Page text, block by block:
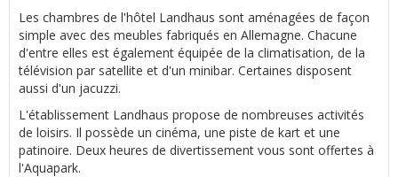
Les chambres de l'hôtel Landhaus sont aménagées de façon
simple avec des meubles fabriqués en Allemagne. Chacune
d'entre elles est également équipée de la climatisation, de la
télévision par satellite et d'un minibar. Certaines disposent
aussi d'un jacuzzi.
L'établissement Landhaus propose de nombreuses activités
de loisirs. Il possède un cinéma, une piste de kart et une
patinoire. Deux heures de divertissement vous sont offertes à
l'Aquapark.